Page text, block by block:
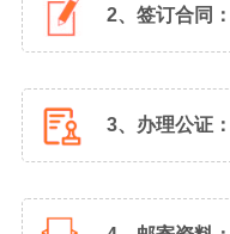
2、签订合同：
3、办理公证：